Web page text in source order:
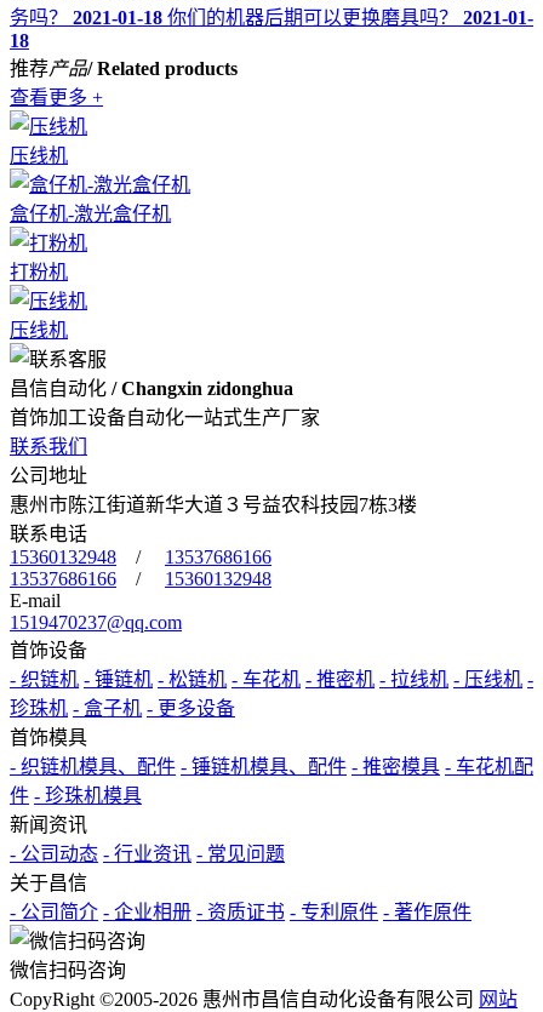
务吗？
2021-01-18 你们的机器后期可以更换磨具吗？
2021-01-
18
推荐产品/ Related products
查看更多 +
压线机
盒仔机-激光盒仔机
打粉机
压线机
昌信自动化 / Changxin zidonghua
首饰加工设备自动化一站式生产厂家
联系我们
公司地址
惠州市陈江街道新华大道３号益农科技园7栋3楼
联系电话
15360132948 / 13537686166
13537686166 / 15360132948
E-mail
1519470237@qq.com
首饰设备
- 织链机 - 锤链机 - 松链机 - 车花机 - 推密机 - 拉线机 - 压线机 -
珍珠机 - 盒子机 - 更多设备
首饰模具
- 织链机模具、配件 - 锤链机模具、配件 - 推密模具 - 车花机配
件 - 珍珠机模具
新闻资讯
- 公司动态 - 行业资讯 - 常见问题
关于昌信
- 公司简介 - 企业相册 - 资质证书 - 专利原件 - 著作原件
微信扫码咨询
CopyRight ©2005-2026 惠州市昌信自动化设备有限公司 网站